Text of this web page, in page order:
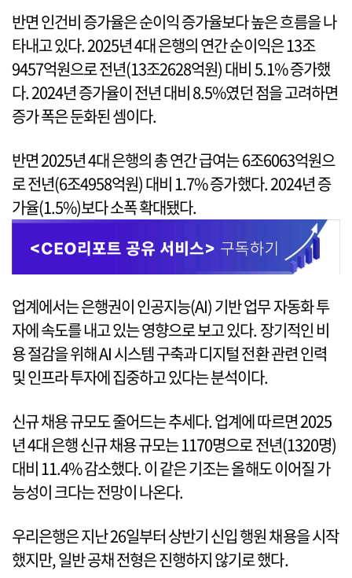
반면 인건비 증가율은 순이익 증가율보다 높은 흐름을 나
타내고 있다. 2025년 4대 은행의 연간 순이익은 13조
9457억원으로 전년(13조2628억원) 대비 5.1% 증가했
다. 2024년 증가율이 전년 대비 8.5%였던 점을 고려하면
증가 폭은 둔화된 셈이다.
반면 2025년 4대 은행의 총 연간 급여는 6조6063억원으
로 전년(6조4958억원) 대비 1.7% 증가했다. 2024년 증
가율(1.5%)보다 소폭 확대됐다.
업계에서는 은행권이 인공지능(AI) 기반 업무 자동화 투
자에 속도를 내고 있는 영향으로 보고 있다. 장기적인 비
용 절감을 위해 AI 시스템 구축과 디지털 전환 관련 인력
및 인프라 투자에 집중하고 있다는 분석이다.
신규 채용 규모도 줄어드는 추세다. 업계에 따르면 2025
년 4대 은행 신규 채용 규모는 1170명으로 전년(1320명)
대비 11.4% 감소했다. 이 같은 기조는 올해도 이어질 가
능성이 크다는 전망이 나온다.
우리은행은 지난 26일부터 상반기 신입 행원 채용을 시작
했지만, 일반 공채 전형은 진행하지 않기로 했다.